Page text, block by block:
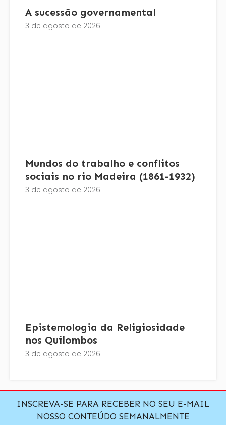
A sucessão governamental
3 de agosto de 2026
Mundos do trabalho e conflitos
sociais no rio Madeira (1861-1932)
3 de agosto de 2026
Epistemologia da Religiosidade
nos Quilombos
3 de agosto de 2026
INSCREVA-SE PARA RECEBER NO SEU E-MAIL
NOSSO CONTEÚDO SEMANALMENTE